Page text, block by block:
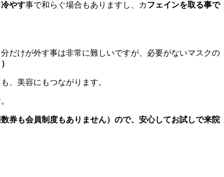
やす事で和らぐ場合もありますし、カフェインを取る事で
だけが外す事は非常に難しいですが、必要がないマスクの
、美容にもつながります。
券も会員制度もありません）ので、安心してお試しで来院